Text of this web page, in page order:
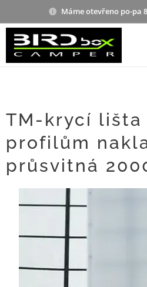
Máme otevřeno po-pa
TM-krycí lišta
profilům
průsvitná